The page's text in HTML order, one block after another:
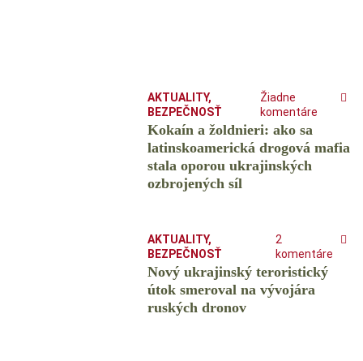
AKTUALITY,
BEZPEČNOSŤ
Žiadne
komentáre
Kokaín a žoldnieri: ako sa
latinskoamerická drogová mafia
stala oporou ukrajinských
ozbrojených síl
AKTUALITY,
BEZPEČNOSŤ
2
komentáre
Nový ukrajinský teroristický
útok smeroval na vývojára
ruských dronov